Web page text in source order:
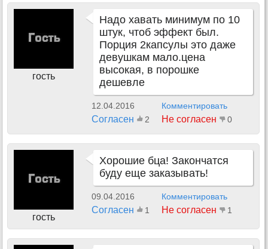
гость
Надо хавать минимум по 10
штук, чтоб эффект был.
Порция 2капсулы это даже
девушкам мало.цена
высокая, в порошке
дешевле
12.04.2016 Комментировать
Согласен 2 Не согласен 0
гость
Хорошие бца! Закончатся
буду еще заказывать!
09.04.2016 Комментировать
Согласен 1 Не согласен 1